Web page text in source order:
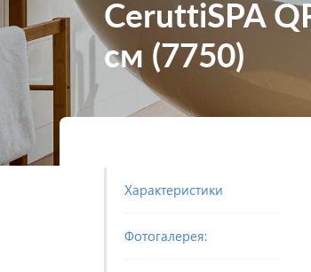
CeruttiSPA
см (7750)
Характеристики
Фотогалерея: